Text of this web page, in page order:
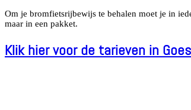
Om je bromfietsrijbewijs te behalen moet je in
maar in een pakket.
Klik hier voor de tarieven in